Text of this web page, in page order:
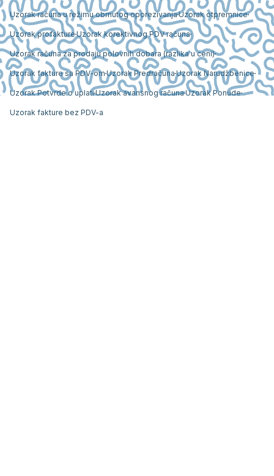
Uzorak računa u režimu obrnutog oporezivanjaUzorak otpremnice
Uzorak profakture Uzorak korektivnog PDV računa
Uzorak računa za prodaju polovnih dobara (razlika u ceni)
Uzorak fakture sa PDV-om Uzorak Predračuna Uzorak Narudžbenice
Uzorak Potvrde o uplatiUzorak avansnog računaUzorak Ponude
Uzorak fakture bez PDV-a